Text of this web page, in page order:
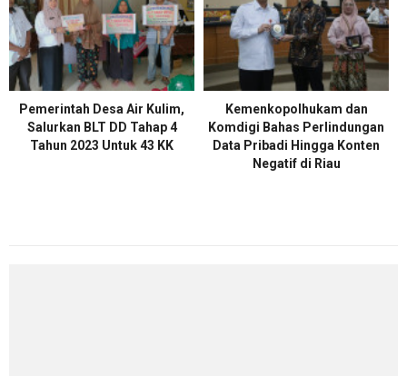
Pemerintah Desa Air Kulim,
Salurkan BLT DD Tahap 4
Tahun 2023 Untuk 43 KK
Kemenkopolhukam dan
Komdigi Bahas Perlindungan
Data Pribadi Hingga Konten
Negatif di Riau